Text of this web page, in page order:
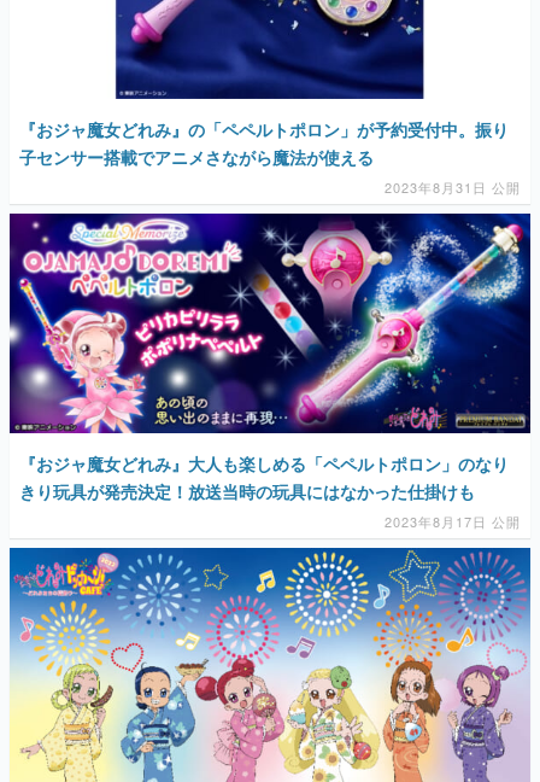
『おジャ魔女どれみ』の「ペペルトポロン」が予約受付中。振り
子センサー搭載でアニメさながら魔法が使える
2023年8月31日 公開
『おジャ魔女どれみ』大人も楽しめる「ペペルトポロン」のなり
きり玩具が発売決定！放送当時の玩具にはなかった仕掛けも
2023年8月17日 公開